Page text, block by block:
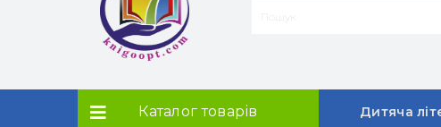
Каталог товарів Дитяча